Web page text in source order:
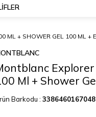
ML + SHOWER GEL 100 ML +
Ml + Shower
Barkodu : 3386460167048